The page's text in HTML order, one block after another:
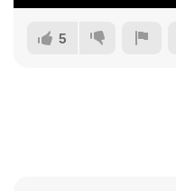
5